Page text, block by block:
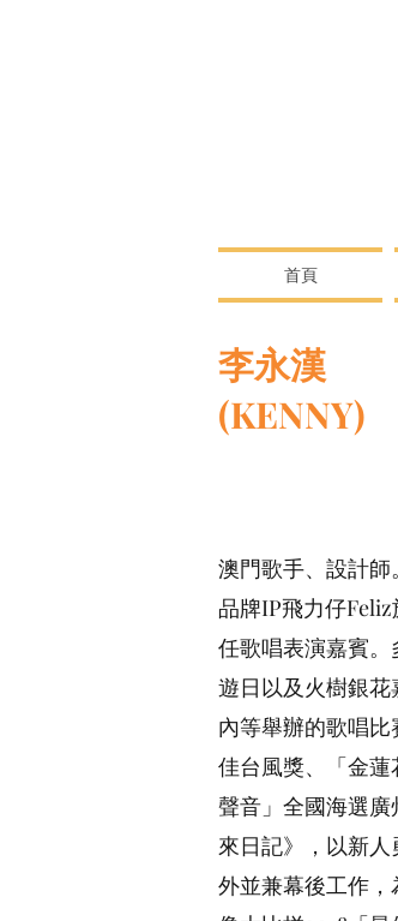
首頁
李永漢
演嘉賓。多年來受
銀花嘉年華等活
賽，且屢獲獎項
全澳公開歌唱大賽
後十強選手等。於
廣視至愛新聽力
畫及編導工作，《
三屆澳！MV頒獎
十週年主題曲《
一。近年來推出
李永漢
(KENNY)
澳門歌手、設計
品牌IP飛力仔
任歌唱表演嘉賓
遊日以及火樹銀
內等舉辦的歌唱
佳台風獎、「金蓮
聲音」全國海選
來日記》，以新
外並兼幕後工作